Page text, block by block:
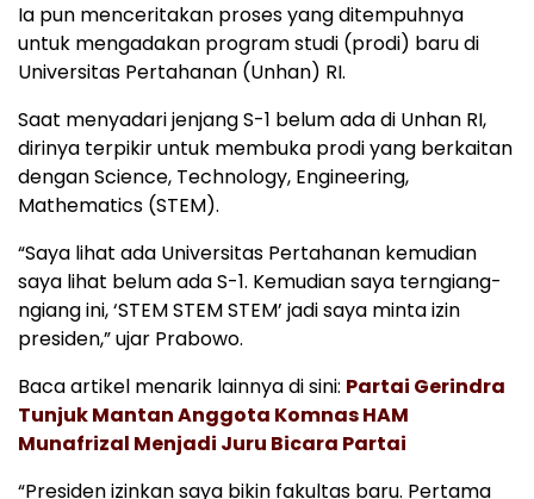
Ia pun menceritakan proses yang ditempuhnya
untuk mengadakan program studi (prodi) baru di
Universitas Pertahanan (Unhan) RI.
Saat menyadari jenjang S-1 belum ada di Unhan RI,
dirinya terpikir untuk membuka prodi yang berkaitan
dengan Science, Technology, Engineering,
Mathematics (STEM).
“Saya lihat ada Universitas Pertahanan kemudian
saya lihat belum ada S-1. Kemudian saya terngiang-
ngiang ini, ‘STEM STEM STEM’ jadi saya minta izin
presiden,” ujar Prabowo.
Baca artikel menarik lainnya di sini: Partai Gerindra
Tunjuk Mantan Anggota Komnas HAM
Munafrizal Menjadi Juru Bicara Partai
“Presiden izinkan saya bikin fakultas baru. Pertama